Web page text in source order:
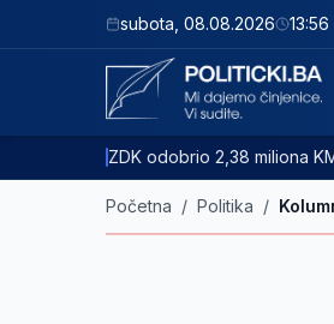
subota 08.08.2026 13:56
ZDK odobrio 2,38 miliona
Početna / Politika /